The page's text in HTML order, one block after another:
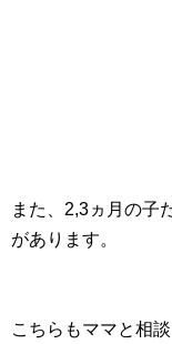
また、2,3ヵ月の子
があります。
こちらもママと相